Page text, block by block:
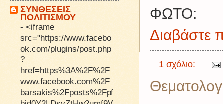
ΦΩΤΟ:
Διαβάστε
1 σχόλιο:
ΣΥΝΘΕΣΕΙΣ
ΠΟΛΙΤΙΣΜΟΥ
- <iframe
src="https://www.facebo
ok.com/plugins/post.php
?
href=https%3A%2F%2F
www.facebook.com%2F
barsakis%2Fposts%2Fpf